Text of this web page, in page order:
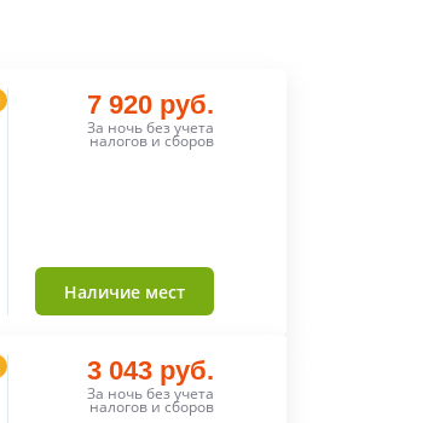
7 920 руб.
За ночь без учета
налогов и сборов
Наличие мест
3 043 руб.
За ночь без учета
налогов и сборов